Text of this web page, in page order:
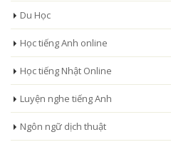
Du Học
Học tiếng Anh online
Học tiếng Nhật Online
Luyện nghe tiếng Anh
Ngôn ngữ dịch thuật